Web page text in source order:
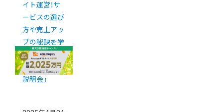
イト運営！サ
ービスの選び
方や売上アッ
プの秘訣を学
べる「カラー
ミーショップ
説明会」